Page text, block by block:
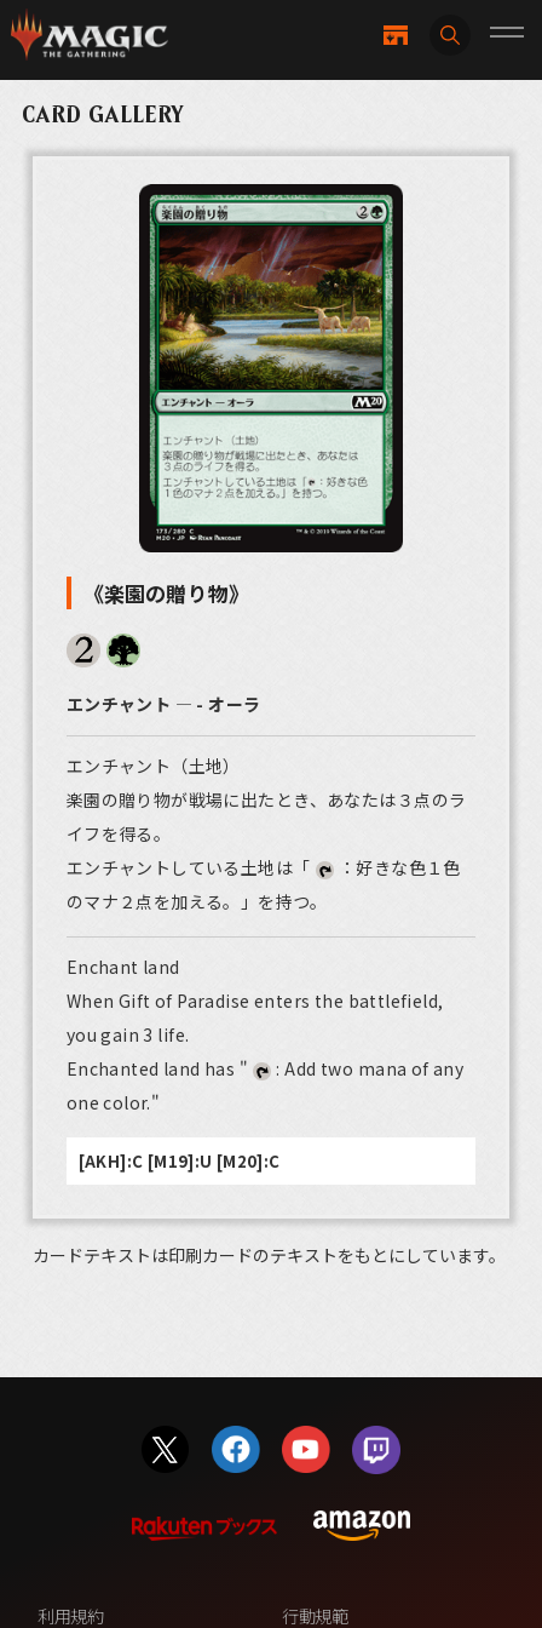
CARD GALLERY
《楽園の贈り物》
エンチャント ― - オーラ
エンチャント（土地）
楽園の贈り物が戦場に出たとき、あなたは３点のラ
イフを得る。
エンチャントしている土地は「
：好きな色１色
のマナ２点を加える。」を持つ。
Enchant land
When Gift of Paradise enters the battlefield,
you gain 3 life.
Enchanted land has "
: Add two mana of any
one color."
[AKH]:C [M19]:U [M20]:C
カードテキストは印刷カードのテキストをもとにしています。
利用規約 行動規範